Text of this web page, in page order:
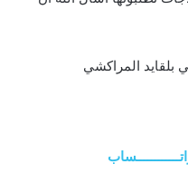
بلقايد المراكشي